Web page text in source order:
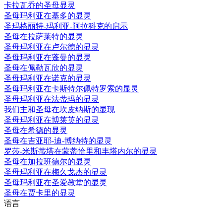
卡拉瓦乔的圣母显灵
圣母玛利亚在基多的显灵
圣玛格丽特-玛利亚-阿拉科克的启示
圣母在拉萨莱特的显灵
圣母玛利亚在卢尔德的显灵
圣母玛利亚在蓬曼的显灵
圣母在佩勒瓦欣的显灵
圣母玛利亚在诺克的显灵
圣母玛利亚在卡斯特尔佩特罗索的显灵
圣母玛利亚在法蒂玛的显灵
我们主和圣母在坎皮纳斯的显现
圣母玛利亚在博莱英的显灵
圣母在希德的显灵
圣母在吉亚耶-迪-博纳特的显灵
罗莎-米斯蒂塔在蒙蒂恰里和丰塔内尔的显灵
圣母在加拉班德尔的显灵
圣母玛利亚在梅久戈杰的显灵
圣母玛利亚在圣爱教堂的显灵
圣母在贾卡里的显灵
语言